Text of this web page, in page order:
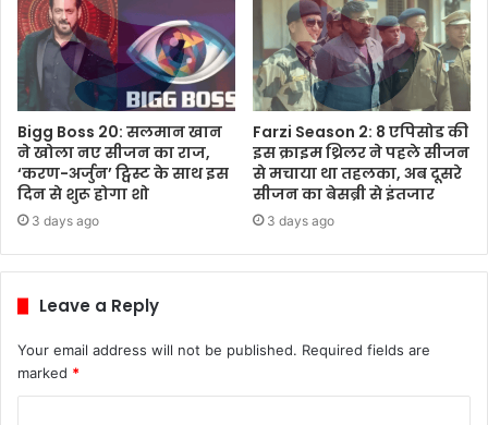
Bigg Boss 20: सलमान खान
ने खोला नए सीजन का राज,
‘करण-अर्जुन’ ट्विस्ट के साथ इस
दिन से शुरू होगा शो
3 days ago
Farzi Season 2: 8 एपिसोड की
इस क्राइम थ्रिलर ने पहले सीजन
से मचाया था तहलका, अब दूसरे
सीजन का बेसब्री से इंतजार
3 days ago
Leave a Reply
Your email address will not be published. Required fields are
marked *